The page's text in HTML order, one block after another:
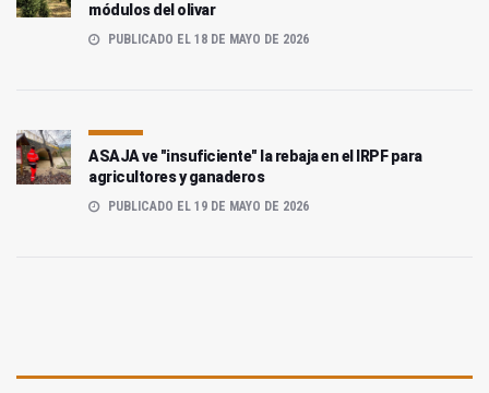
módulos del olivar
PUBLICADO EL 18 DE MAYO DE 2026
ASAJA ve "insuficiente" la rebaja en el IRPF para
agricultores y ganaderos
PUBLICADO EL 19 DE MAYO DE 2026